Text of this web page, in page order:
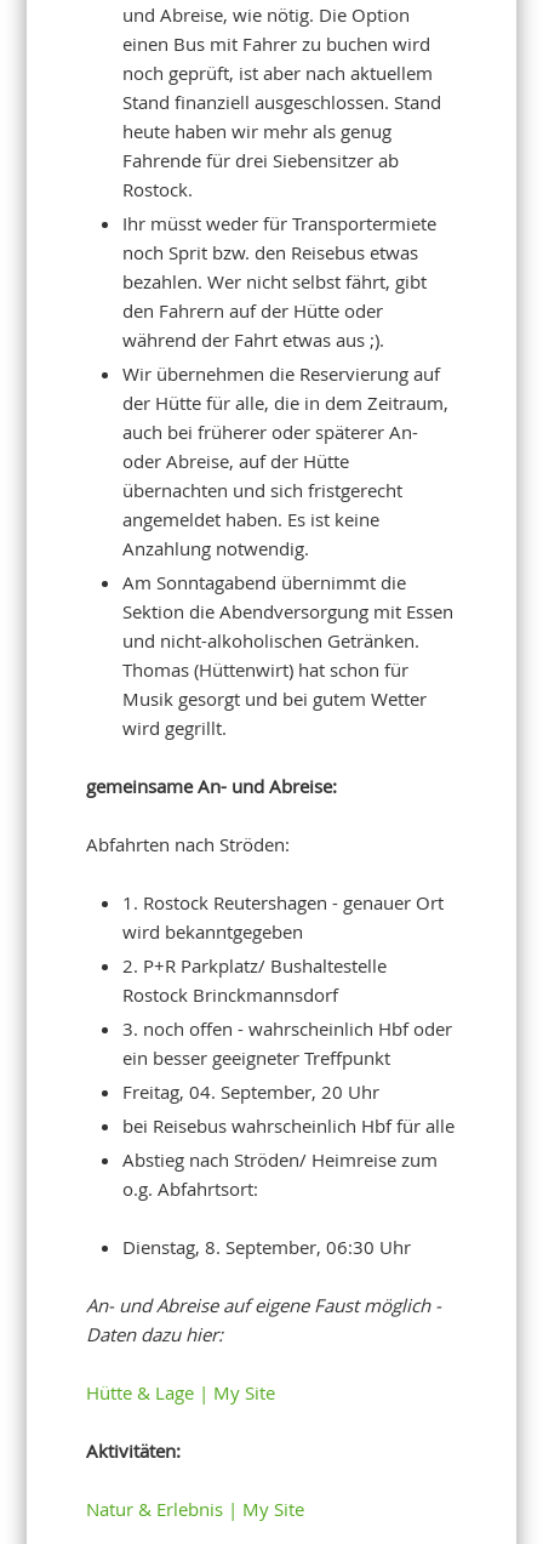
und Abreise, wie nötig. Die Option
einen Bus mit Fahrer zu buchen wird
noch geprüft, ist aber nach aktuellem
Stand finanziell ausgeschlossen. Stand
heute haben wir mehr als genug
Fahrende für drei Siebensitzer ab
Rostock.
Ihr müsst weder für Transportermiete
noch Sprit bzw. den Reisebus etwas
bezahlen. Wer nicht selbst fährt, gibt
den Fahrern auf der Hütte oder
während der Fahrt etwas aus ;).
Wir übernehmen die Reservierung auf
der Hütte für alle, die in dem Zeitraum,
auch bei früherer oder späterer An-
oder Abreise, auf der Hütte
übernachten und sich fristgerecht
angemeldet haben. Es ist keine
Anzahlung notwendig.
Am Sonntagabend übernimmt die
Sektion die Abendversorgung mit Essen
und nicht-alkoholischen Getränken.
Thomas (Hüttenwirt) hat schon für
Musik gesorgt und bei gutem Wetter
wird gegrillt.
gemeinsame An- und Abreise:
Abfahrten nach Ströden:
1. Rostock Reutershagen - genauer Ort
wird bekanntgegeben
2. P+R Parkplatz/ Bushaltestelle
Rostock Brinckmannsdorf
3. noch offen - wahrscheinlich Hbf oder
ein besser geeigneter Treffpunkt
Freitag, 04. September, 20 Uhr
bei Reisebus wahrscheinlich Hbf für alle
Abstieg nach Ströden/ Heimreise zum
o.g. Abfahrtsort:
Dienstag, 8. September, 06:30 Uhr
An- und Abreise auf eigene Faust möglich -
Daten dazu hier:
Hütte & Lage | My Site
Aktivitäten:
Natur & Erlebnis | My Site